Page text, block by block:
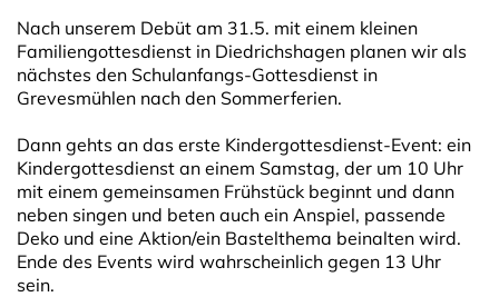
Nach unserem Debüt am 31.5. mit einem kleinen
Familiengottesdienst in Diedrichshagen planen wir als
nächstes den Schulanfangs-Gottesdienst in
Grevesmühlen nach den Sommerferien.
Dann gehts an das erste Kindergottesdienst-Event: ein
Kindergottesdienst an einem Samstag, der um 10 Uhr
mit einem gemeinsamen Frühstück beginnt und dann
neben singen und beten auch ein Anspiel, passende
Deko und eine Aktion/ein Bastelthema beinalten wird.
Ende des Events wird wahrscheinlich gegen 13 Uhr
sein.